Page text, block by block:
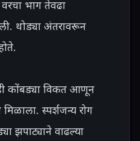
वरचा भाग तेवढा
थोड्या अंतरावरून
कोंबड्या विकत आणून
मिळाला. स्पर्शजन्य रोग
झपाट्याने वाढल्या